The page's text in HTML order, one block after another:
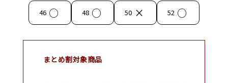
46 ○ 48 ○ 50 × 52 ○
まとめ割対象商品